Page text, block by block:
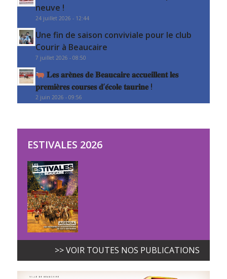
neuve !
24 juillet 2026 - 12:44
Une fin de saison conviviale pour le club
Courir à Beaucaire
7 juillet 2026 - 08:50
𝐋𝐞𝐬 𝐚𝐫𝐞̀𝐧𝐞𝐬 𝐝𝐞 𝐁𝐞𝐚𝐮𝐜𝐚𝐢𝐫𝐞 𝐚𝐜𝐜𝐮𝐞𝐢𝐥𝐥𝐞𝐧𝐭 𝐥𝐞𝐬
𝐩𝐫𝐞𝐦𝐢𝐞̀𝐫𝐞𝐬 𝐜𝐨𝐮𝐫𝐬𝐞𝐬 𝐝’𝐞́𝐜𝐨𝐥𝐞 𝐭𝐚𝐮𝐫𝐢𝐧𝐞 !
2 juin 2026 - 09:56
ESTIVALES 2026
>> VOIR TOUTES NOS PUBLICATIONS